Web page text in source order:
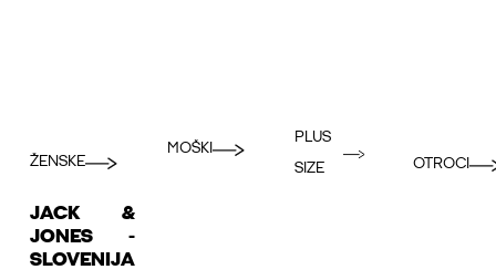
ŽENSKE
MOŠKI
PLUS
SIZE
OTROCI
JACK &
JONES -
SLOVENIJA